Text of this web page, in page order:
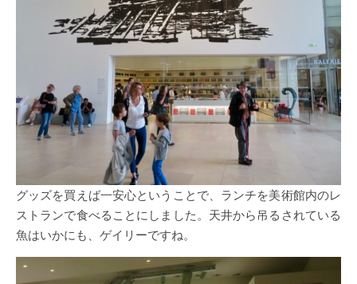
グッズを買えば一安心ということで、ランチを美術館内のレ
ストランで食べることにしました。天井から吊るされている
魚はいかにも、ゲイリーですね。